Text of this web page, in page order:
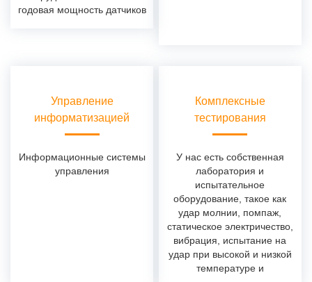
годовая мощность датчиков
Управление
информатизацией
Информационные системы
управления
Комплексные
тестирования
У нас есть собственная
лаборатория и
испытательное
оборудование, такое как
удар молнии, помпаж,
статическое электричество,
вибрация, испытание на
удар при высокой и низкой
температуре и